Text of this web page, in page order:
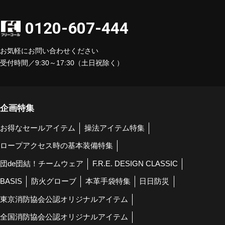
0120-607-444
お気軽にお問い合わせください
受付時間／9:30～17:30（土日祝除く）
企画特集
お得なセールアイテム 操法アイテム特集
ロープアクセス時の基本装備特集
団de団結！チームウェア F.R.E. DESIGN CLASSIC
BASIS 防火グローブ 本革手袋特集 日日防災
東京消防協会公認オリジナルアイテム
全国消防協会公認オリジナルアイテム